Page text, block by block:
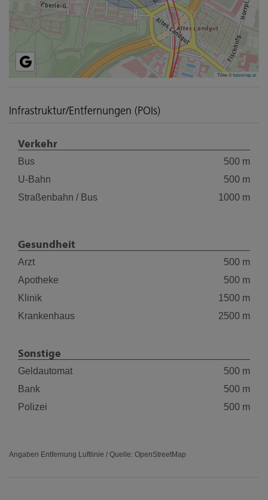
Tiles ©basemap.at
Infrastruktur/Entfernungen (POIs)
Verkehr
Bus
500 m
U-Bahn
500 m
Straßenbahn / Bus
1000 m
Gesundheit
Arzt
500 m
Apotheke
500 m
Klinik
1500 m
Krankenhaus
2500 m
Sonstige
Geldautomat
500 m
Bank
500 m
Polizei
500 m
Angaben Entfernung Luftlinie / Quelle: OpenStreetMap